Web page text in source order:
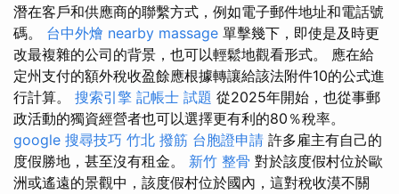
潛在客戶和供應商的聯繫方式，例如電子郵件地址和電話號
碼。 台中外燴 nearby massage 單擊幾下，即使是及時更
改最複雜的公司的背景，也可以輕鬆地觀看形式。 應在給
定州支付的額外稅收盈餘應根據轉讓給該法附件10的公式進
行計算。 搜索引擎 記帳士 試題 從2025年開始，也從事郵
政活動的獨資經營者也可以選擇更有利的80％稅率。
google 搜尋技巧 竹北 撥筋 台胞證申請 許多雇主有自己的
度假勝地，甚至沒有租金。 新竹 整骨 對於該度假村位於歐
洲或遙遠的景觀中，該度假村位於國內，這對稅收漠不關